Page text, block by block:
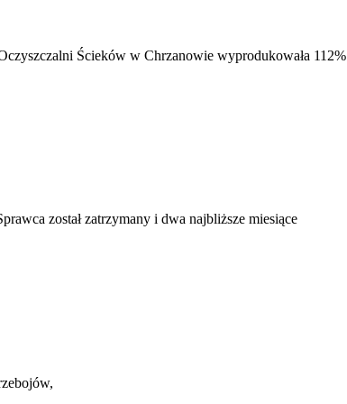
Ścieków w Chrzanowie wyprodukowała 112%
został zatrzymany i dwa najbliższe miesiące